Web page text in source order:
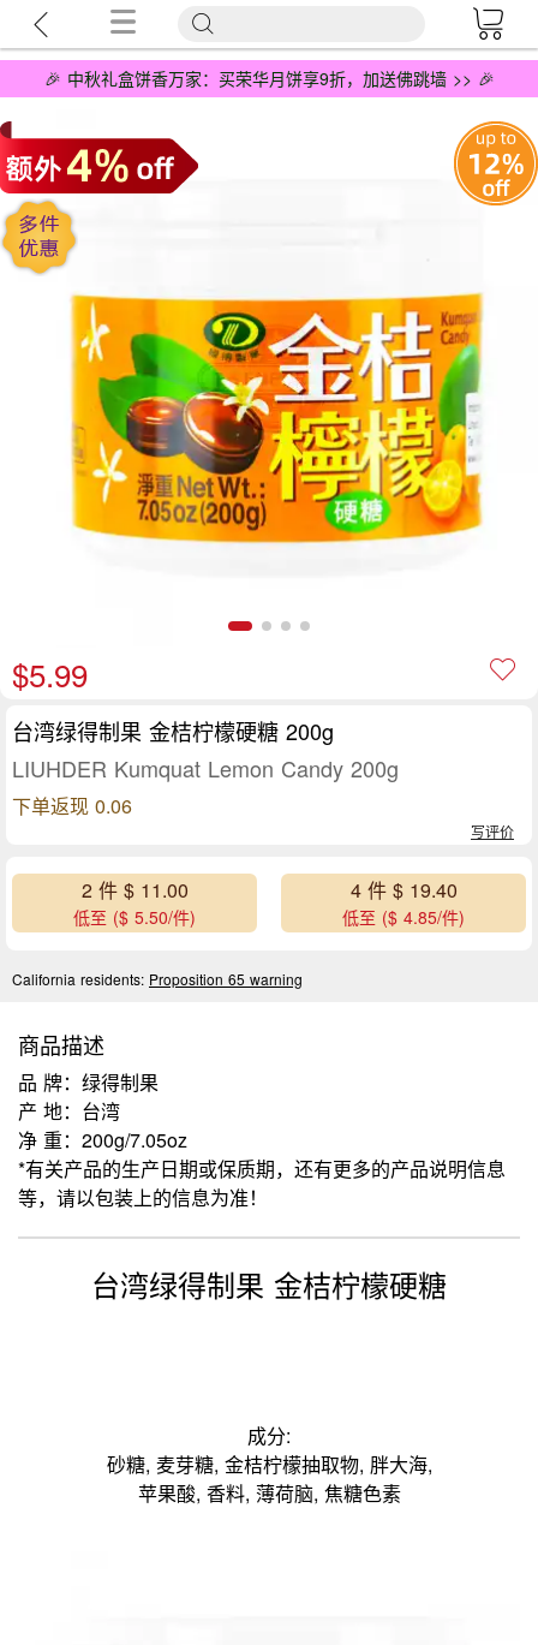
🎉 中秋礼盒饼香万家：买荣华月饼享9折，加送佛跳墙 >> 🎉
$5.99
台湾绿得制果 金桔柠檬硬糖 200g
LIUHDER Kumquat Lemon Candy 200g
下单返现 0.06
写评价
2 件 $ 11.00
低至 ($ 5.50/件)
4 件 $ 19.40
低至 ($ 4.85/件)
California residents: Proposition 65 warning
商品描述
品 牌：绿得制果
产 地：台湾
净 重：200g/7.05oz
*有关产品的生产日期或保质期，还有更多的产品说明信息
等，请以包装上的信息为准！
台湾绿得制果 金桔柠檬硬糖
成分:
砂糖, 麦芽糖, 金桔柠檬抽取物, 胖大海,
苹果酸, 香料, 薄荷脑, 焦糖色素